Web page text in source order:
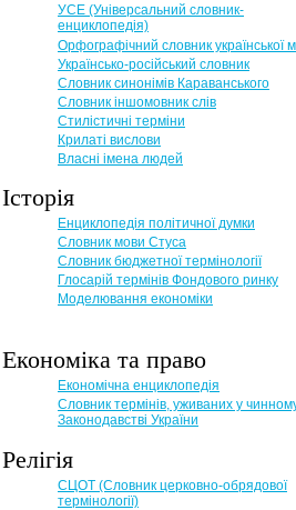
УСЕ (Універсальний словник-
енциклопедія)
Орфографічний словник української
Українсько-російський словник
Словник синонімів Караванського
Словник іншомовник слів
Стилістичні терміни
Крилаті вислови
Власні імена людей
Історія
Енциклопедія політичної думки
Словник мови Стуса
Словник бюджетної термінології
Глосарій термінів Фондового ринку
Моделювання економіки
Економіка та право
Eкономічна енциклопедія
Словник термінів, уживаних у
Законодавстві України
Релігія
СЦОТ (Словник церковно-обрядової
термінології)